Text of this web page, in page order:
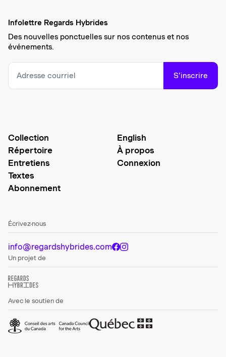
Infolettre Regards Hybrides
Des nouvelles ponctuelles sur nos contenus et nos
événements.
S’inscrire
Collection
Répertoire
Entretiens
Textes
Abonnement
English
À propos
Connexion
Écrivez-nous
info@regardshybrides.com
Un projet de
Avec le soutien de